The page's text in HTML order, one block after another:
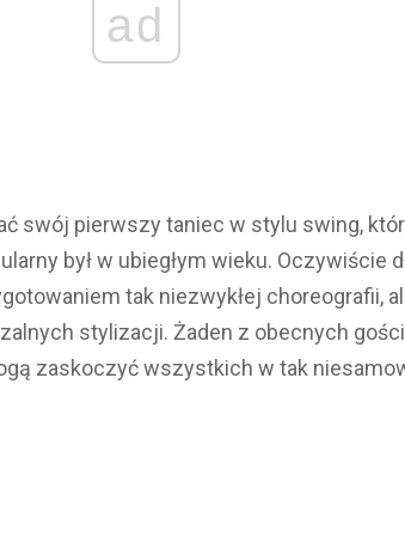
ad
swój pierwszy taniec w stylu swing,
był w ubiegłym wieku. Oczywiście
tak niezwykłej choreografii,
stylizacji. Żaden z obecnych
zaskoczyć wszystkich w tak